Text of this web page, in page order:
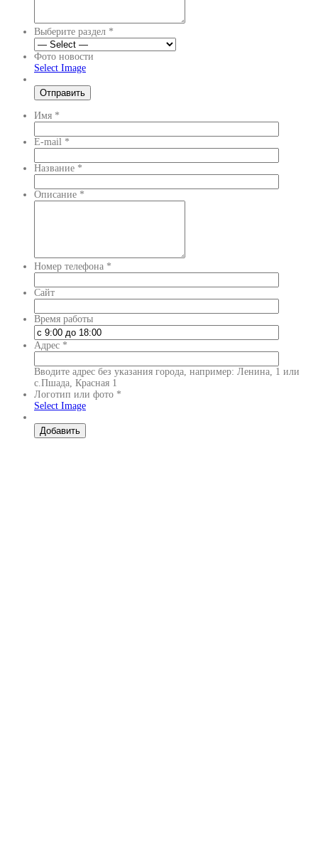
Выберите раздел *
Фото новости
Select Image
Имя *
E-mail *
Название *
Описание *
Номер телефона *
Сайт
Время работы
Адрес *
Вводите адрес без указания города, например: Ленина, 1 или
с.Пшада, Красная 1
Логотип или фото *
Select Image